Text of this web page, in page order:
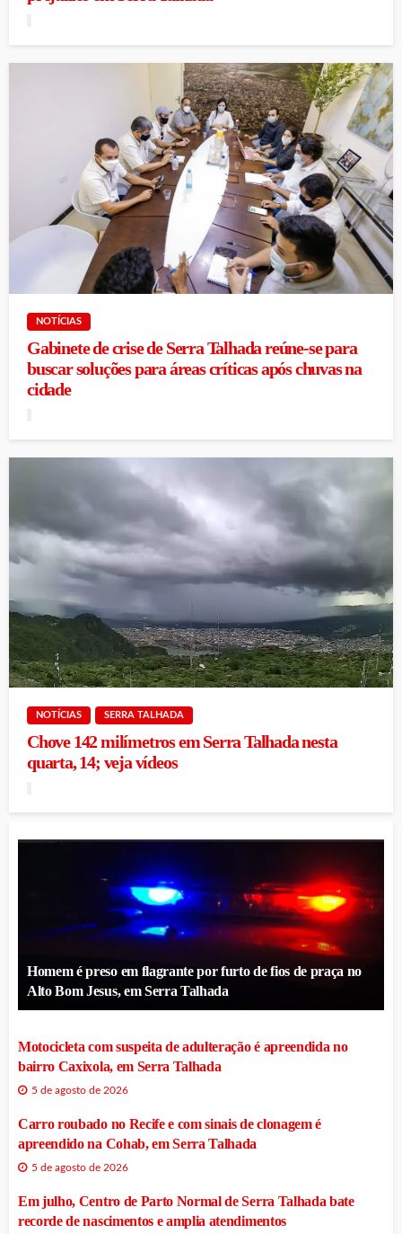
NOTÍCIAS
Gabinete de crise de Serra Talhada reúne-se para
buscar soluções para áreas críticas após chuvas na
cidade
NOTÍCIAS SERRA TALHADA
Chove 142 milímetros em Serra Talhada nesta
quarta, 14; veja vídeos
Homem é preso em flagrante por furto de fios de praça no
Alto Bom Jesus, em Serra Talhada
Motocicleta com suspeita de adulteração é apreendida no
bairro Caxixola, em Serra Talhada
5 de agosto de 2026
Carro roubado no Recife e com sinais de clonagem é
apreendido na Cohab, em Serra Talhada
5 de agosto de 2026
Em julho, Centro de Parto Normal de Serra Talhada bate
recorde de nascimentos e amplia atendimentos